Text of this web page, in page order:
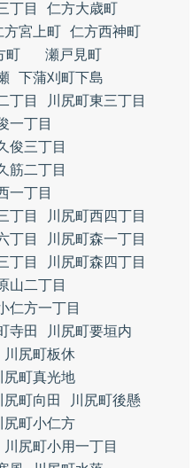
丁目
仁方大歳町
方宮上町 仁方西神町
町
瀬戸見町
下蒲刈町下島
丁目
川尻町東三丁目
一丁目
俊三丁目
筋二丁目
一丁目
丁目
川尻町西四丁目
丁目
川尻町森一丁目
丁目
川尻町森四丁目
山二丁目
仁方一丁目
寺田
川尻町要垣内
川尻町板休
尻町真光地
尻町向田
川尻町後懸
尻町小仁方
川尻町小用一丁目